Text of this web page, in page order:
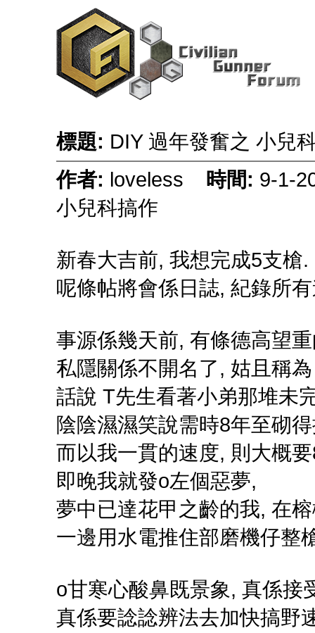
標題: DIY 過年發奮之 小兒
作者: loveless 時間: 9-1-
小兒科搞作
新春大吉前, 我想完成5支槍.
呢條帖將會係日誌, 紀錄所
事源係幾天前, 有條德高望
私隱關係不開名了, 姑且稱
話說 T先生看著小弟那堆未
陰陰濕濕笑說需時8年至砌
而以我一貫的速度, 則大概
即晚我就發o左個惡夢,
夢中已達花甲之齡的我, 在
一邊用水電推住部磨機仔整
o甘寒心酸鼻既景象, 真係接
真係要諗諗辨法去加快搞野